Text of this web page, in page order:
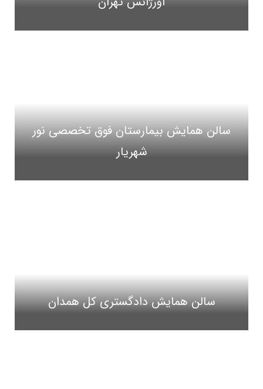
سالن همایش بیمارستان فوق تخصصی نور
شهریار
سالن همایش دادگستری کل همدان